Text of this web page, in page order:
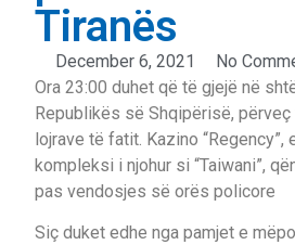
Tiranës
December 6, 2021 No
Ora 23:00 duhet që të gjejë në
Republikës së Shqipërisë, përveç
lojrave të fatit. Kazino “Regency”,
kompleksi i njohur si “Taiwani”,
pas vendosjes së orës policore
Siç duket edhe nga pamjet e